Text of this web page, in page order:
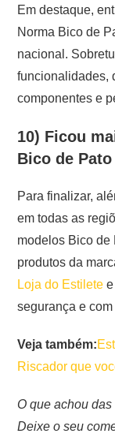
Em destaque,
Norma Bico de
nacional.
funcionalidades,
componentes e
10) Ficou
Bico de
Para finalizar,
em todas as
modelos Bico de
produtos da
Loja do Estilete
segurança e
Veja também:
Riscador que
O que achou
Deixe o seu